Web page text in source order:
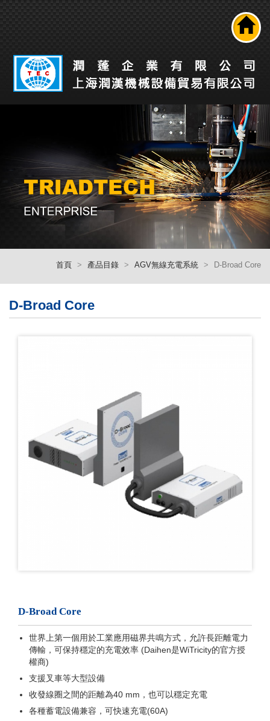
首頁 產品目錄 AGV無線充電系統 D-Broad Core
D-Broad Core
D-Broad Core
世界上第一個用於工業應用磁界共鳴方式，允許長距離電力
傳輸，可保持穩定的充電效率 (Daihen是WiTricity的官方授
權商)
支援叉車等大型設備
收發線圈之間的距離為40 mm，也可以穩定充電
各種蓄電設備兼容，可快速充電(60A)
產品介紹
技術能力
人才招募
回首頁
簡体版